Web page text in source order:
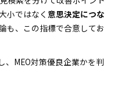
小ではなく 意思決定につな
も、この指標で合意してお
、MEO対策優良企業かを判